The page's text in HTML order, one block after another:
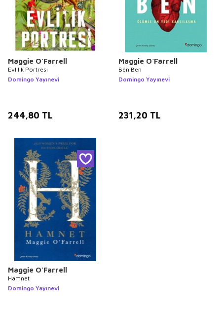
Maggie O`Farrell
Evlilik Portresi
Domingo Yayınevi
244,80 TL
Maggie O`Farrell
Ben Ben
Domingo Yayınevi
231,20 TL
Maggie O`Farrell
Hamnet
Domingo Yayınevi